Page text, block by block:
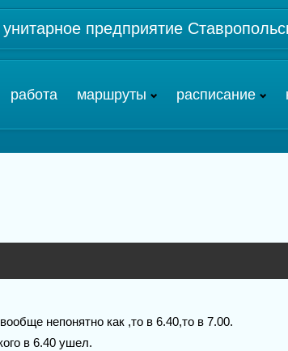
унитарное предприятие
работа маршруты расписание
непонятно как ,то в 6.40,то в 7.00.
в 6.40 ушел.